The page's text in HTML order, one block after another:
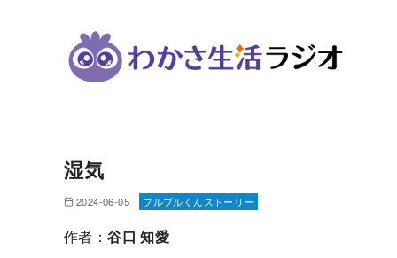
湿気
2024-06-05 ブルブルくんストーリー
作者：谷口 知愛